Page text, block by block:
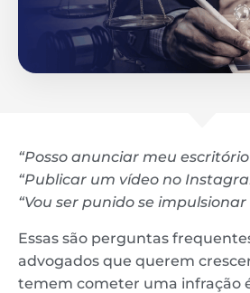
“Posso anunciar meu escritório
“Publicar um vídeo no
“Vou ser punido se
Essas são perguntas
advogados que querem
temem cometer uma infração